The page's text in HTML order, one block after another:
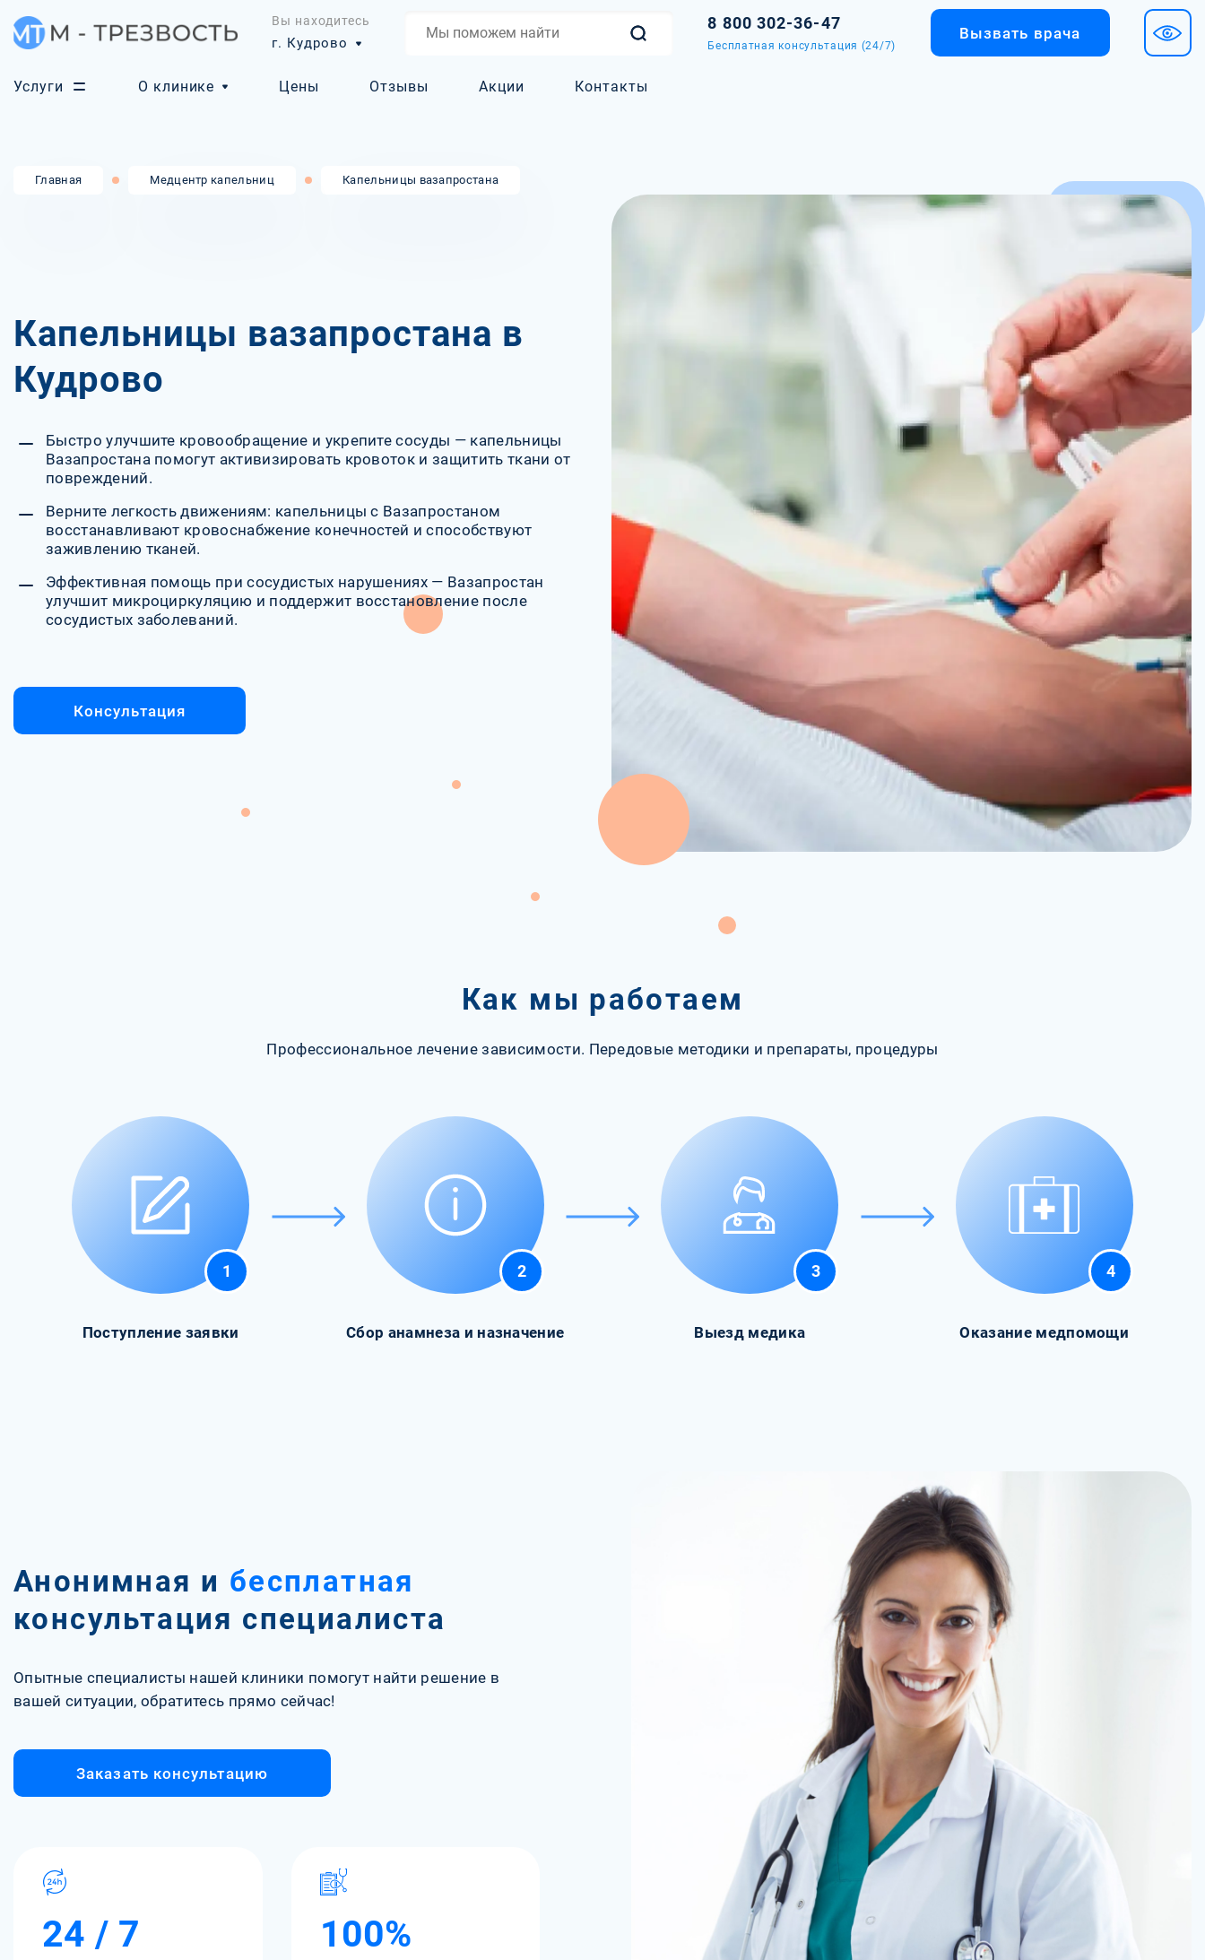
Вы находитесь
г. Кудрово
8 800 302-36-47
Бесплатная консультация (24/7)
Вызвать врача
Услуги О клинике Цены Отзывы Акции Контакты
Главная Медцентр капельниц Капельницы вазапростана
Капельницы вазапростана в
Кудрово
Быстро улучшите кровообращение и укрепите сосуды — капельницы
Вазапростана помогут активизировать кровоток и защитить ткани от
повреждений.
Верните легкость движениям: капельницы с Вазапростаном
восстанавливают кровоснабжение конечностей и способствуют
заживлению тканей.
Эффективная помощь при сосудистых нарушениях — Вазапростан
улучшит микроциркуляцию и поддержит восстановление после
сосудистых заболеваний.
Консультация
Как мы работаем
Профессиональное лечение зависимости. Передовые методики и препараты, процедуры
1
Поступление заявки
2
Сбор анамнеза и назначение
3
Выезд медика
4
Оказание медпомощи
Анонимная и бесплатная
консультация специалиста
Опытные специалисты нашей клиники помогут найти решение в
вашей ситуации, обратитесь прямо сейчас!
Заказать консультацию
24 / 7 100%